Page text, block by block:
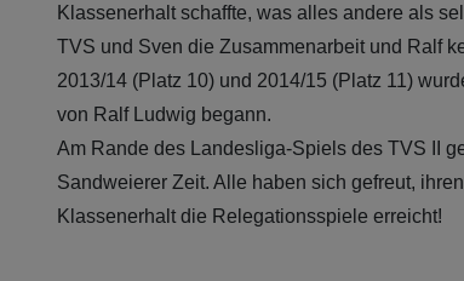
Klassenerhalt schaffte, was alles andere als
TVS und Sven die Zusammenarbeit und Ralf
2013/14 (Platz 10) und 2014/15 (Platz 11)
von Ralf Ludwig begann.
Am Rande des Landesliga-Spiels des TVS II
Sandweierer Zeit. Alle haben sich gefreut,
Klassenerhalt die Relegationsspiele erreicht!